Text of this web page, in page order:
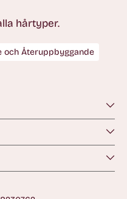
hårtyper.
och Återuppbyggande